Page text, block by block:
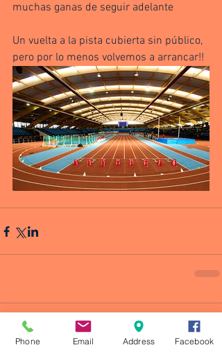
muchas ganas de seguir adelante
Un vuelta a la pista cubierta sin público,
pero por lo menos volvemos a arrancar!!
Comentarios
Phone Email Address Facebook